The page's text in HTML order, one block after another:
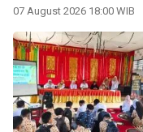
pemerintah pusat untuk
07 August 2026 18:00 WIB